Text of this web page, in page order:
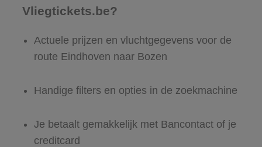
Vliegtickets.be?
Actuele prijzen en vluchtgegevens voor de
route Eindhoven naar Bozen
Handige filters en opties in de zoekmachine
Je betaalt gemakkelijk met Bancontact of je
creditcard